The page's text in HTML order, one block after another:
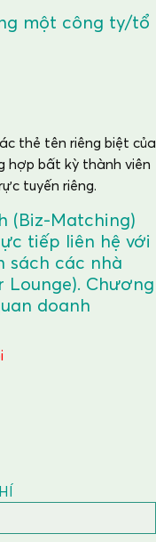
một công ty/tổ
thẻ tên riêng biệt của
hợp bất kỳ thành viên
tuyến riêng.
(Biz-Matching)
tiếp liên hệ với
sách các nhà
Chương
doanh